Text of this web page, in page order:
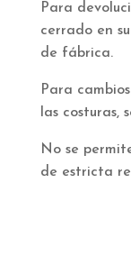
Para
cerrado en
de fábrica.
Para
las
No se
de estricta